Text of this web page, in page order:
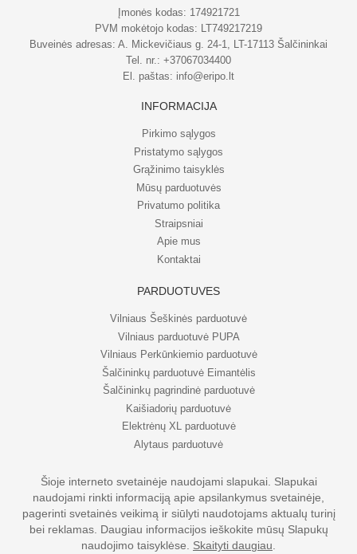
Įmonės kodas: 174921721
PVM mokėtojo kodas: LT749217219
Buveinės adresas: A. Mickevičiaus g. 24-1, LT-17113 Šalčininkai
Tel. nr.: +37067034400
El. paštas: info@eripo.lt
INFORMACIJA
Pirkimo sąlygos
Pristatymo sąlygos
Grąžinimo taisyklės
Mūsų parduotuvės
Privatumo politika
Straipsniai
Apie mus
Kontaktai
PARDUOTUVĖS
Vilniaus Šeškinės parduotuvė
Vilniaus parduotuvė PUPA
Vilniaus Perkūnkiemio parduotuvė
Šalčininkų parduotuvė Eimantėlis
Šalčininkų pagrindinė parduotuvė
Kaišiadorių parduotuvė
Elektrėnų XL parduotuvė
Alytaus parduotuvė
© UAB Eripo 2026. Visos teisės saugomos
Šioje interneto svetainėje naudojami slapukai. Slapukai
naudojami rinkti informaciją apie apsilankymus svetainėje,
pagerinti svetainės veikimą ir siūlyti naudotojams aktualų turinį
bei reklamas. Daugiau informacijos ieškokite mūsų Slapukų
naudojimo taisyklėse. Skaityti daugiau.